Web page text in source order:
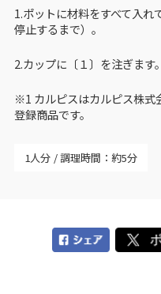
1.ポットに材料をすべて入
停止するまで）。
2.カップに〔１〕を注ぎます。
※1 カルピスはカルピス株式
登録商品です。
1人分 調理時間：約5分